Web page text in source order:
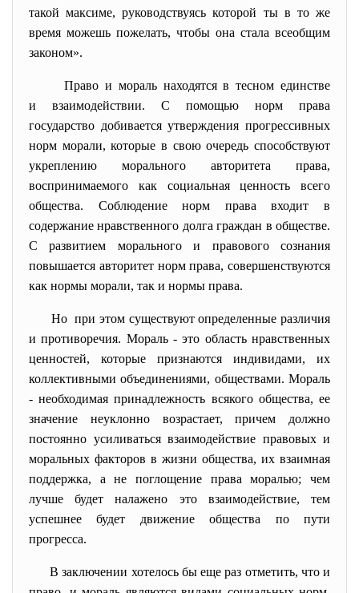
такой максиме, руководствуясь которой ты в то же
время можешь пожелать, чтобы она стала всеобщим
законом».
Право и мораль находятся в тесном единстве
и взаимодействии. С помощью норм права
государство добивается утверждения прогрессивных
норм морали, которые в свою очередь способствуют
укреплению морального авторитета права,
воспринимаемого как социальная ценность всего
общества. Соблюдение норм права входит в
содержание нравственного долга граждан в обществе.
С развитием морального и правового сознания
повышается авторитет норм права, совершенствуются
как нормы морали, так и нормы права.
Но при этом существуют определенные различия
и противоречия. Мораль - это область нравственных
ценностей, которые признаются индивидами, их
коллективными объединениями, обществами. Мораль
- необходимая принадлежность всякого общества, ее
значение неуклонно возрастает, причем должно
постоянно усиливаться взаимодействие правовых и
моральных факторов в жизни общества, их взаимная
поддержка, а не поглощение права моралью; чем
лучше будет налажено это взаимодействие, тем
успешнее будет движение общества по пути
прогресса.
В заключении хотелось бы еще раз отметить, что и